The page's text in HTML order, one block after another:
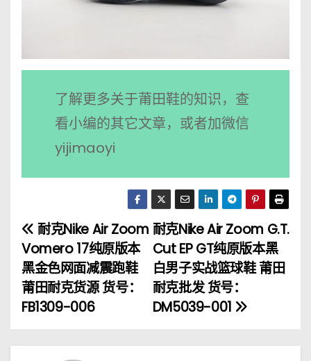
了解更多关于莆田鞋的知识，查
看小编的其它文章，或者加微信
yijimaoyi
文
章
导
耐克Nike Air Zoom G.T.
Cut EP GT纯原版本黑
白男子实战篮球鞋 莆田
耐克批发 货号：
DM5039-001
耐克Nike Air Zoom
Vomero 17纯原版本
黑金色网面减震跑鞋
莆田耐克货源 货号：
FB1309-006